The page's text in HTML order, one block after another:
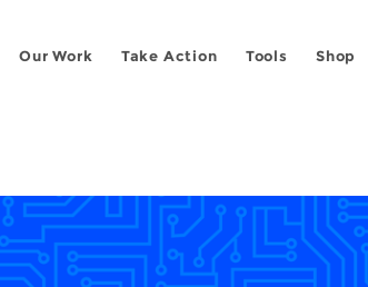
Our Work Take Action Tools Shop